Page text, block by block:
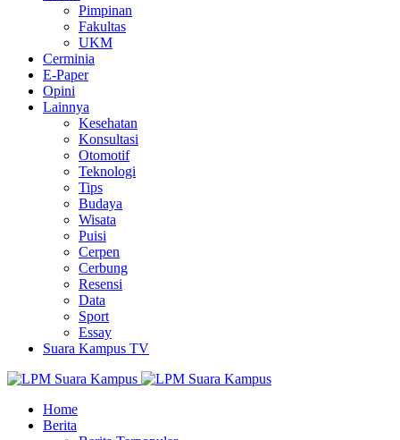
Pimpinan
Fakultas
UKM
Cerminia
E-Paper
Opini
Lainnya
Kesehatan
Konsultasi
Otomotif
Teknologi
Tips
Budaya
Wisata
Puisi
Cerpen
Cerbung
Resensi
Data
Sport
Essay
Suara Kampus TV
Home
Berita